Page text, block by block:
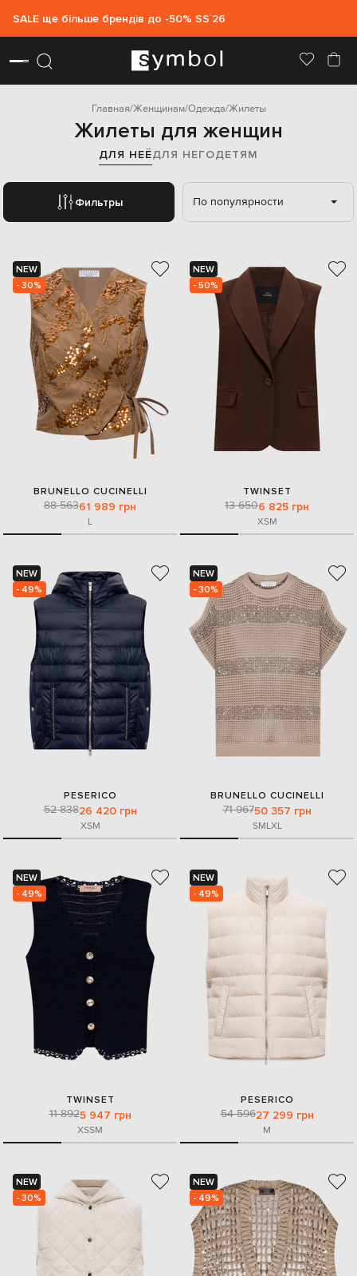
SALE ще більше брендів до -50% SS`26
Главная Женщинам Одежда Жилеты
Жилеты для женщин
ДЛЯ НЕЁДЛЯ НЕГОДЕТЯМ
Фильтры По популярности
NEW
- 30%
BRUNELLO CUCINELLI
88 56361 989 грн
L
NEW
- 50%
TWINSET
13 6506 825 грн
XSM
NEW
- 49%
PESERICO
52 83826 420 грн
XSM
NEW
- 30%
BRUNELLO CUCINELLI
71 96750 357 грн
SMLXL
NEW
- 49%
TWINSET
11 8925 947 грн
XSSM
NEW
- 49%
PESERICO
54 59627 299 грн
M
NEW
- 30%
NEW
- 49%